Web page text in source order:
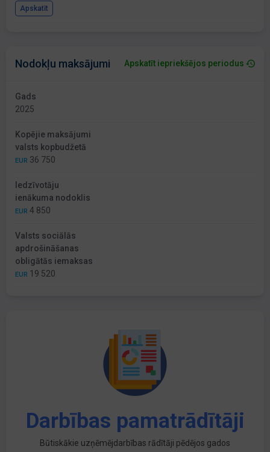
Apskatīt
Nodokļu maksājumi Apskatīt iepriekšējos periodus
Gads
2025
Kopējie maksājumi
valsts kopbudžetā
EUR 36 750
Iedzīvotāju
ienākuma nodoklis
EUR 4 850
Valsts sociālās
apdrošināšanas
obligātās iemaksas
EUR 19 520
Darbības pamatrādītāji
Būtiskākie uzņēmējdarbības rādītāji pēdējos gados